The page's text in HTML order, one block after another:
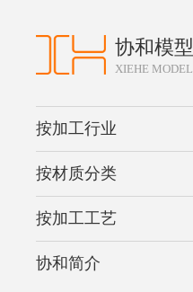
协和模型
XIEHE MODEL
按加工行业
按材质分类
按加工工艺
协和简介